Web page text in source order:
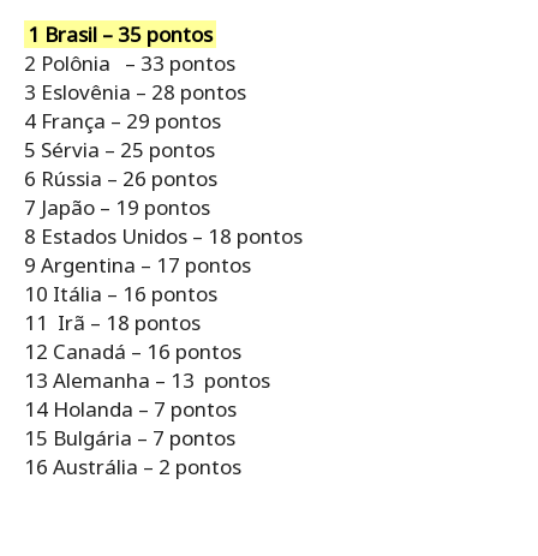
1 Brasil – 35 pontos
2 Polônia – 33 pontos
3 Eslovênia – 28 pontos
4 França – 29 pontos
5 Sérvia – 25 pontos
6 Rússia – 26 pontos
7 Japão – 19 pontos
8 Estados Unidos – 18 pontos
9 Argentina – 17 pontos
10 Itália – 16 pontos
11 Irã – 18 pontos
12 Canadá – 16 pontos
13 Alemanha – 13 pontos
14 Holanda – 7 pontos
15 Bulgária – 7 pontos
16 Austrália – 2 pontos